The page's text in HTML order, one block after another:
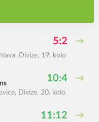
5:2
, Divize, 19. kolo
10:4
, Divize, 20. kolo
11:12